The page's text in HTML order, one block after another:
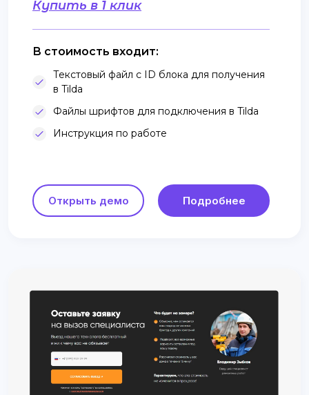
Купить в 1 клик
В стоимость входит:
Текстовый файл с ID блока для получения
в Tilda
Файлы шрифтов для подключения в Tilda
Инструкция по работе
Открыть демо Подробнее